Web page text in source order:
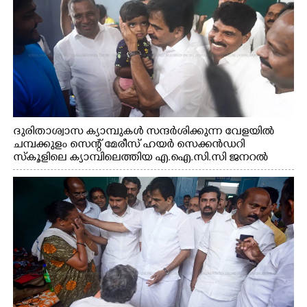
ദുരിതാശ്വാസ ക്യാമ്പുകൾ സന്ദർശിക്കുന്ന വേളയിൽ
ചമ്പക്കുളം സെന്റ് മേരീസ് ഹയർ സെക്കൻഡറി
സ്കൂളിലെ ക്യാമ്പിലെത്തിയ എ.ഐ.സി.സി ജനറൽ
സെക്രട്ടറി കെ.സി വേണുഗോപാൽ എം.പി കുരുന്നിനെ
എടുത്ത് ലാളിച്ചപ്പോൾ. സഹകരണ-എക്സൈസ്
വകുപ്പ് മന്ത്രി എം. ലിജു, കൃഷിവകുപ്പ് മന്ത്രി ടി. സിദ്ദിഖ്,
റെജി ചെറിയാൻ എം. എൽ. എ എന്നിവർ സമീപം